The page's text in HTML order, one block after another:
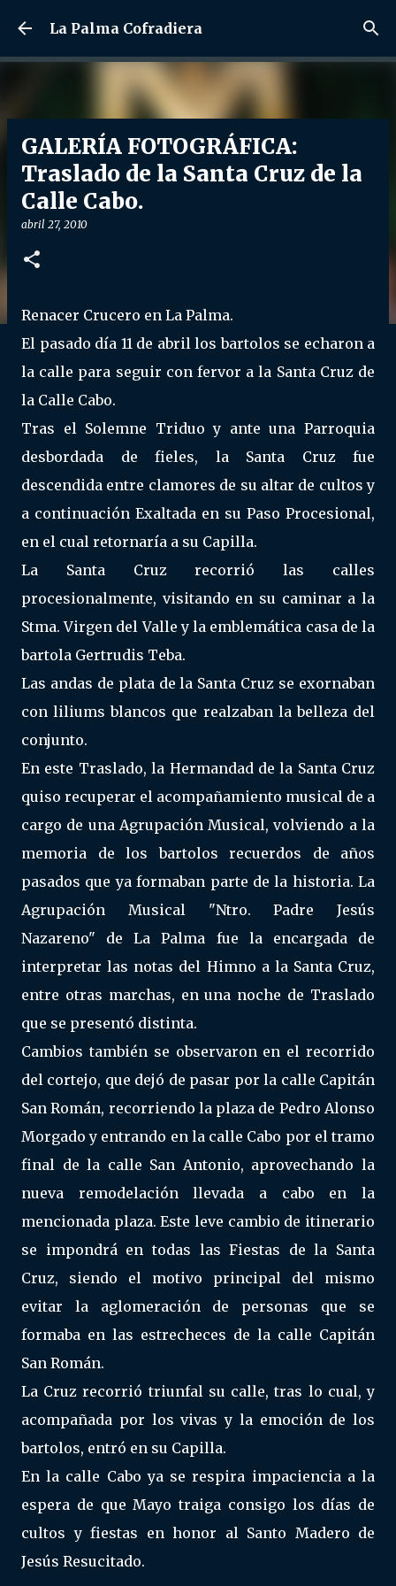
Ir al contenido principal
La Palma Cofradiera
GALERÍA FOTOGRÁFICA:
Traslado de la Santa Cruz de la
Calle Cabo.
abril 27, 2010
Renacer Crucero en La Palma.
El pasado día 11 de abril los bartolos se echaron a
la calle para seguir con fervor a la Santa Cruz de
la Calle Cabo.
Tras el Solemne Triduo y ante una Parroquia
desbordada de fieles, la Santa Cruz fue
descendida entre clamores de su altar de cultos y
a continuación Exaltada en su Paso Procesional,
en el cual retornaría a su Capilla.
La Santa Cruz recorrió las calles
procesionalmente, visitando en su caminar a la
Stma. Virgen del Valle y la emblemática casa de la
bartola Gertrudis Teba.
Las andas de plata de la Santa Cruz se exornaban
con liliums blancos que realzaban la belleza del
conjunto.
En este Traslado, la Hermandad de la Santa Cruz
quiso recuperar el acompañamiento musical de a
cargo de una Agrupación Musical, volviendo a la
memoria de los bartolos recuerdos de años
pasados que ya formaban parte de la historia. La
Agrupación Musical "Ntro. Padre Jesús
Nazareno" de La Palma fue la encargada de
interpretar las notas del Himno a la Santa Cruz,
entre otras marchas, en una noche de Traslado
que se presentó distinta.
Cambios también se observaron en el recorrido
del cortejo, que dejó de pasar por la calle Capitán
San Román, recorriendo la plaza de Pedro Alonso
Morgado y entrando en la calle Cabo por el tramo
final de la calle San Antonio, aprovechando la
nueva remodelación llevada a cabo en la
mencionada plaza. Este leve cambio de itinerario
se impondrá en todas las Fiestas de la Santa
Cruz, siendo el motivo principal del mismo
evitar la aglomeración de personas que se
formaba en las estrecheces de la calle Capitán
San Román.
La Cruz recorrió triunfal su calle, tras lo cual, y
acompañada por los vivas y la emoción de los
bartolos, entró en su Capilla.
En la calle Cabo ya se respira impaciencia a la
espera de que Mayo traiga consigo los días de
cultos y fiestas en honor al Santo Madero de
Jesús Resucitado.